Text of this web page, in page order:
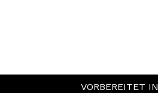
VORBEREITET IN